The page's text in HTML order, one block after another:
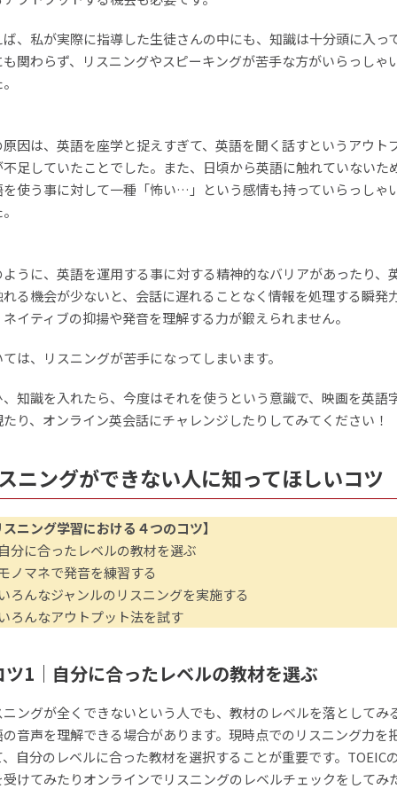
、私が実際に指導した生徒さんの中にも、知識は十分頭に入っ
関わらず、リスニングやスピーキングが苦手な方がいらっしゃ
因は、英語を座学と捉えすぎて、英語を聞く話すというアウト
不足していたことでした。また、日頃から英語に触れていないた
を使う事に対して一種「怖い…」という感情も持っていらっしゃ
うに、英語を運用する事に対する精神的なバリアがあったり、
る機会が少ないと、会話に遅れることなく情報を処理する瞬発
イティブの抑揚や発音を理解する力が鍛えられません。
は、リスニングが苦手になってしまいます。
知識を入れたら、今度はそれを使うという意識で、映画を英語
り、オンライン英会話にチャレンジしたりしてみてください！
スニングができない人に知ってほしいコツ
ニング学習における４つのコツ】
分に合ったレベルの教材を選ぶ
ノマネで発音を練習する
ろんなジャンルのリスニングを実施する
ろんなアウトプット法を試す
ツ1｜自分に合ったレベルの教材を選ぶ
ニングが全くできないという人でも、教材のレベルを落としてみ
音声を理解できる場合があります。現時点でのリスニング力を
自分のレベルに合った教材を選択することが重要です。TOEIC
受けてみたりオンラインでリスニングのレベルチェックをしてみ